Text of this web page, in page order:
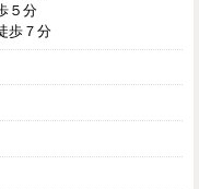
５分
歩７分